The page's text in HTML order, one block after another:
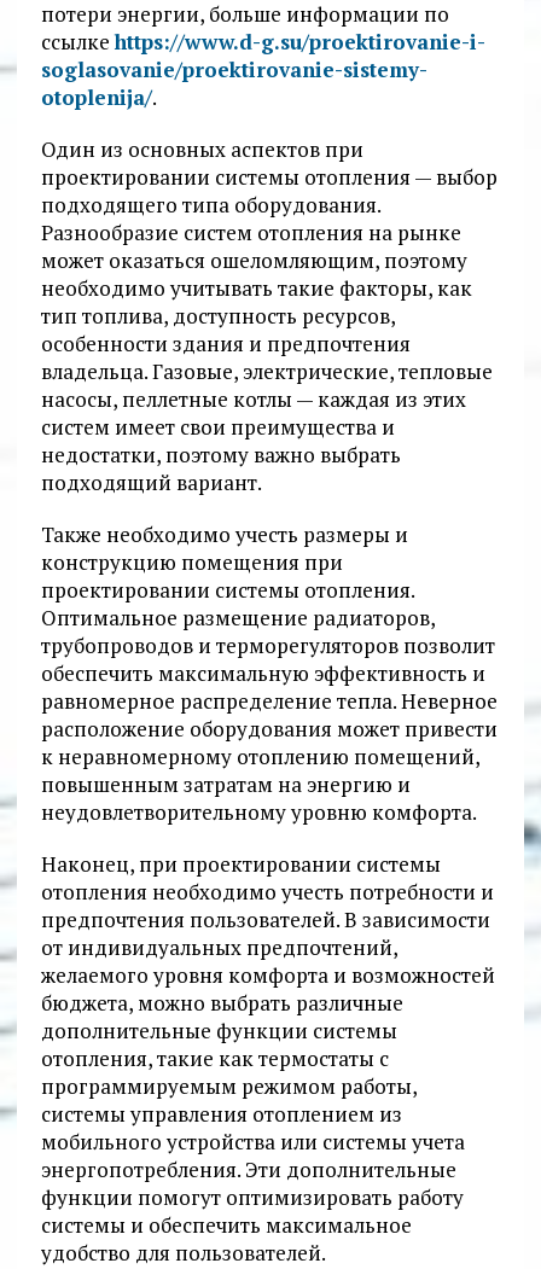
потери энергии, больше информации по
ссылкеhttps://www.d-g.su/proektirovanie-i-
soglasovanie/proektirovanie-sistemy-
otoplenija/.
Один из основных аспектов при
проектировании системы отопления — выбор
подходящего типа оборудования.
Разнообразие систем отопления на рынке
может оказаться ошеломляющим, поэтому
необходимо учитывать такие факторы, как
тип топлива, доступность ресурсов,
особенности здания и предпочтения
владельца. Газовые, электрические, тепловые
насосы, пеллетные котлы — каждая из этих
систем имеет свои преимущества и
недостатки, поэтому важно выбрать
подходящий вариант.
Также необходимо учесть размеры и
конструкцию помещения при
проектировании системы отопления.
Оптимальное размещение радиаторов,
трубопроводов и терморегуляторов позволит
обеспечить максимальную эффективность и
равномерное распределение тепла. Неверное
расположение оборудования может привести
к неравномерному отоплению помещений,
повышенным затратам на энергию и
неудовлетворительному уровню комфорта.
Наконец, при проектировании системы
отопления необходимо учесть потребности и
предпочтения пользователей. В зависимости
от индивидуальных предпочтений,
желаемого уровня комфорта и возможностей
бюджета, можно выбрать различные
дополнительные функции системы
отопления, такие как термостаты с
программируемым режимом работы,
системы управления отоплением из
мобильного устройства или системы учета
энергопотребления. Эти дополнительные
функции помогут оптимизировать работу
системы и обеспечить максимальное
удобство для пользователей.